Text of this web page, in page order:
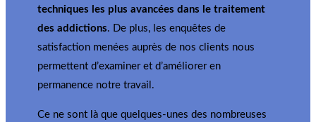
techniques les plus avancées dans le traitement
des addictions. De plus, les enquêtes de
satisfaction menées auprès de nos clients nous
permettent d’examiner et d’améliorer en
permanence notre travail.
Ce ne sont là que quelques-unes des nombreuses